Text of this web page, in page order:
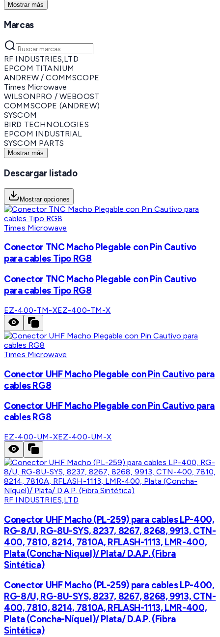
Mostrar más
Marcas
RF INDUSTRIES,LTD
EPCOM TITANIUM
ANDREW / COMMSCOPE
Times Microwave
WILSONPRO / WEBOOST
COMMSCOPE (ANDREW)
SYSCOM
BIRD TECHNOLOGIES
EPCOM INDUSTRIAL
SYSCOM PARTS
Mostrar más
Descargar listado
Mostrar opciones
Times Microwave
Conector TNC Macho Plegable con Pin Cautivo
para cables Tipo RG8
Conector TNC Macho Plegable con Pin Cautivo
para cables Tipo RG8
EZ-400-TM-XEZ-400-TM-X
Times Microwave
Conector UHF Macho Plegable con Pin Cautivo para
cables RG8
Conector UHF Macho Plegable con Pin Cautivo para
cables RG8
EZ-400-UM-XEZ-400-UM-X
RF INDUSTRIES,LTD
Conector UHF Macho (PL-259) para cables LP-400,
RG-8/U, RG-8U-SYS, 8237, 8267, 8268, 9913, CTN-
400, 7810, 8214, 7810A, RFLASH-1113, LMR-400,
Plata (Concha-Níquel)/ Plata/ D.A.P. (Fibra
Sintética)
Conector UHF Macho (PL-259) para cables LP-400,
RG-8/U, RG-8U-SYS, 8237, 8267, 8268, 9913, CTN-
400, 7810, 8214, 7810A, RFLASH-1113, LMR-400,
Plata (Concha-Níquel)/ Plata/ D.A.P. (Fibra
Sintética)